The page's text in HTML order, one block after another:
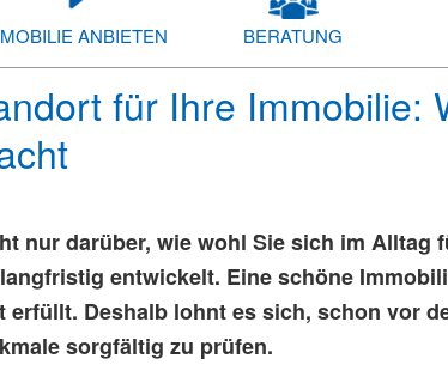
ANBIETEN BERATUNG
für Ihre Immobilie:
nur darüber, wie wohl Sie sich im Alltag
entwickelt. Eine schöne
Deshalb lohnt es sich, schon vor
sorgfältig zu prüfen.